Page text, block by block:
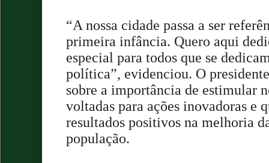
“A nossa cidade passa a ser
primeira infância. Quero aqui
especial para todos que se
política”, evidenciou. O
sobre a importância de estimular
voltadas para ações inovadoras e
resultados positivos na melhoria
população.